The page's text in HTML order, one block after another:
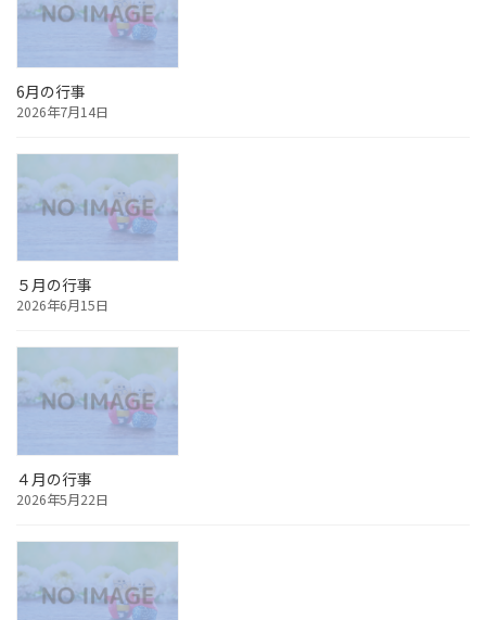
6月の行事
2026年7月14日
５月の行事
2026年6月15日
４月の行事
2026年5月22日